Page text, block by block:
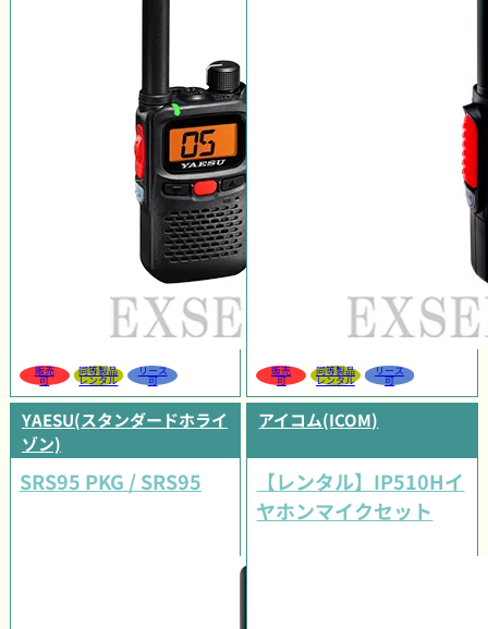
販売
可
同等製品
レンタル
リース
可
販売
可
同等製品
レンタル
リース
可
YAESU(スタンダードホライ
ゾン)
SRS95 PKG / SRS95
アイコム(ICOM)
【レンタル】IP510Hイ
ヤホンマイクセット